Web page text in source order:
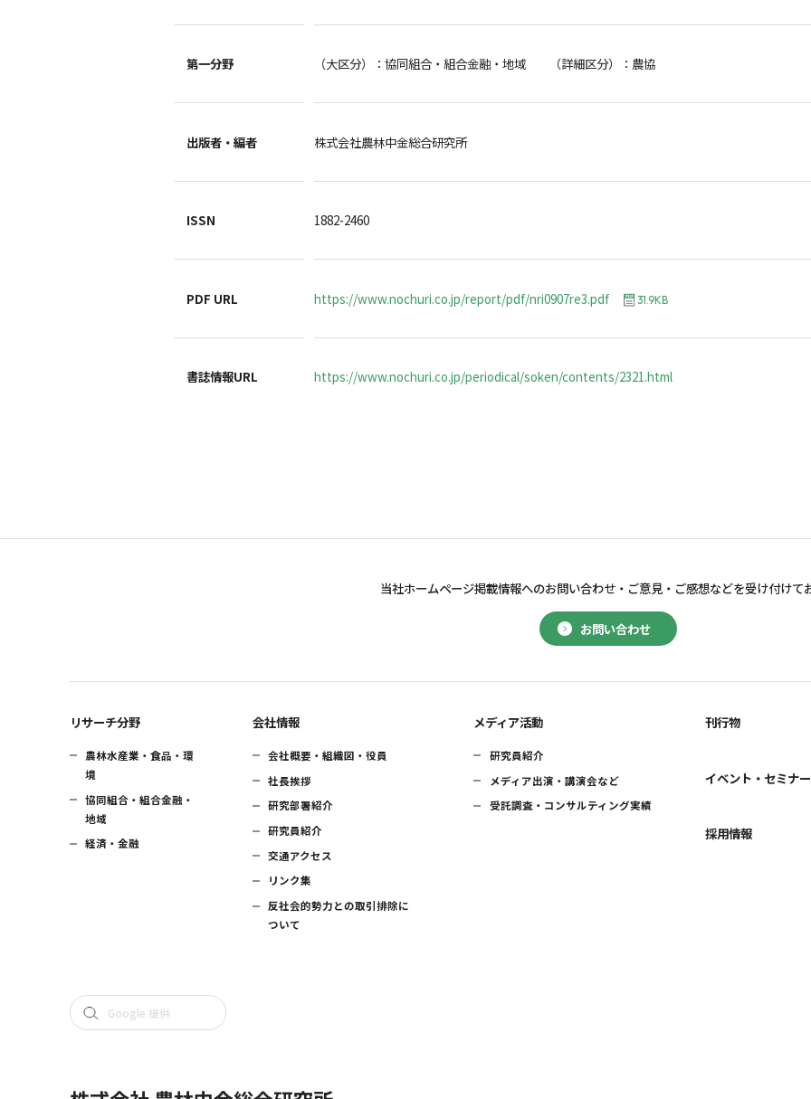
第一分野 （大区分）：協同組合・組合金融・地域 （詳細区分）：農協
出版者・編者 株式会社農林中金総合研究所
ISSN 1882-2460
PDF URL https://www.nochuri.co.jp/report/pdf/nri0907re3.pdf 31.9KB
書誌情報URL https://www.nochuri.co.jp/periodical/soken/contents/2321.html
お問い合わせ
当社ホームページ掲載情報へのお問い合わせ・ ご意見・ご感想などを受け付けて
リサーチ分野
農林水産業・食品・環
境
協同組合・組合金融・
地域
経済・金融
会社情報
会社概要・組織図・役員
社長挨拶
研究部署紹介
研究員紹介
交通アクセス
リンク集
反社会的勢力との取引排除に
ついて
メディア活動
研究員紹介
メディア出演・講演会など
受託調査・コンサルティング実績
刊行物
イベント・セミナー
採用情報